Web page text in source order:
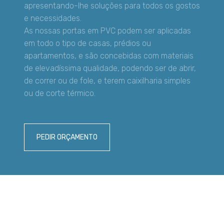
apresentando-lhe soluções para todos os gostos
e necessidades.
As nossas portas em PVC podem ser aplicadas
em todo o tipo de casas, prédios ou
apartamentos, e são concebidas com materiais
de elevadíssima qualidade, podendo ser de abrir,
de correr ou de fole, e terem caixilharia simples
ou de corte térmico.
PEDIR ORÇAMENTO